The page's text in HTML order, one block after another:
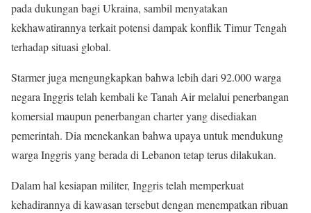
pada dukungan bagi Ukraina, sambil menyatakan
kekhawatirannya terkait potensi dampak konflik Timur Tengah
terhadap situasi global.
Starmer juga mengungkapkan bahwa lebih dari 92.000 warga
negara Inggris telah kembali ke Tanah Air melalui penerbangan
komersial maupun penerbangan charter yang disediakan
pemerintah. Dia menekankan bahwa upaya untuk mendukung
warga Inggris yang berada di Lebanon tetap terus dilakukan.
Dalam hal kesiapan militer, Inggris telah memperkuat
kehadirannya di kawasan tersebut dengan menempatkan ribuan